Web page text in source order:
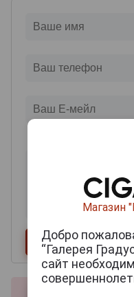
Магазин
Добро
“Галерея
сайт